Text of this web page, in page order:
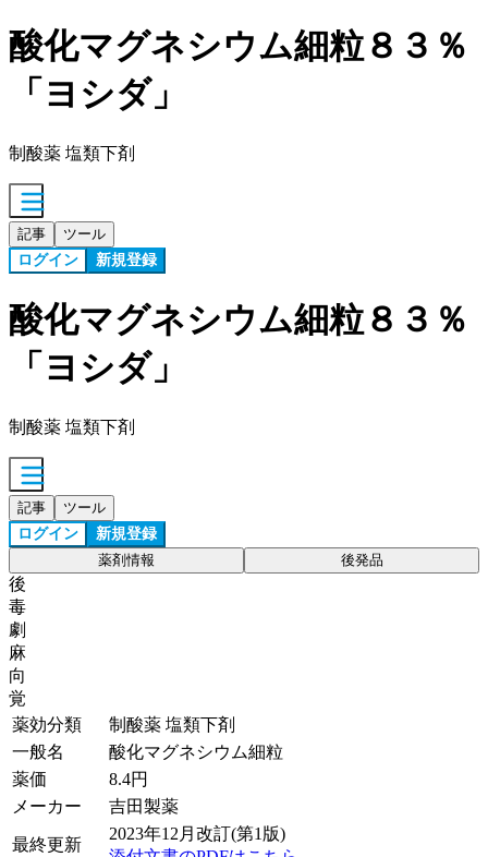
酸化マグネシウム細粒８３％
「ヨシダ」
制酸薬 塩類下剤
記事 ツール
ログイン 新規登録
酸化マグネシウム細粒８３％
「ヨシダ」
制酸薬 塩類下剤
記事 ツール
ログイン 新規登録
薬剤情報 後発品
後
毒
劇
麻
向
覚
薬効分類
制酸薬 塩類下剤
一般名
酸化マグネシウム細粒
薬価
8.4円
メーカー
吉田製薬
最終更新
2023年12月改訂(第1版)